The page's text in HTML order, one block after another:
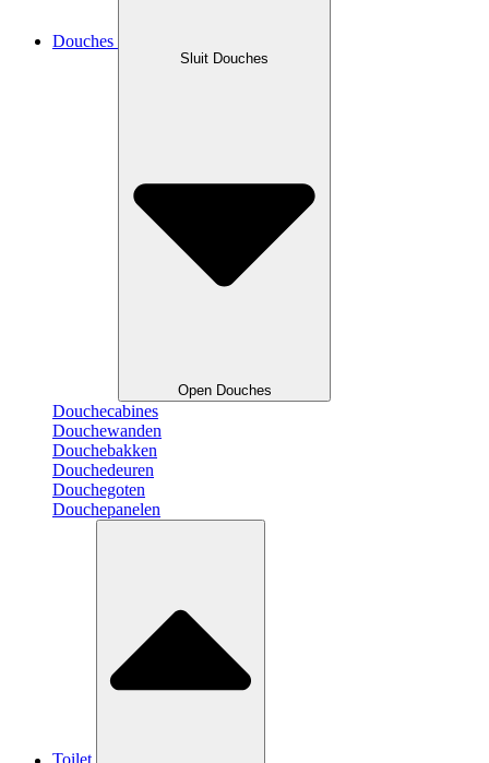
Douches
Sluit Douches
Open Douches
Douchecabines
Douchewanden
Douchebakken
Douchedeuren
Douchegoten
Douchepanelen